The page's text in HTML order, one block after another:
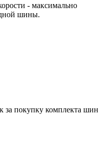
- максимально
шины.
покупку комплекта шин